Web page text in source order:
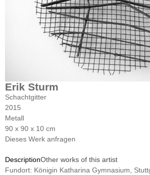
Erik Sturm
Schachtgitter
2015
Metall
90 x 90 x 10 cm
Dieses Werk anfragen
DescriptionOther works of this artist
Fundort: Königin Katharina Gymnasium,